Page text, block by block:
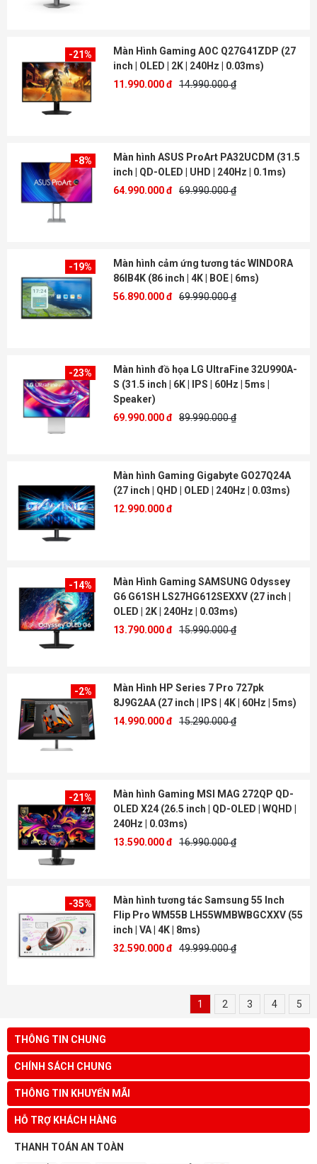
-21%
Màn Hình Gaming AOC Q27G41ZDP (27
inch | OLED | 2K | 240Hz | 0.03ms)
11.990.000 đ 14.990.000 ₫
-8%
Màn hình ASUS ProArt PA32UCDM (31.5
inch | QD-OLED | UHD | 240Hz | 0.1ms)
64.990.000 đ 69.990.000 ₫
-19%
Màn hình cảm ứng tương tác WINDORA
86IB4K (86 inch | 4K | BOE | 6ms)
56.890.000 đ 69.990.000 ₫
-23%
Màn hình đồ họa LG UltraFine 32U990A-
S (31.5 inch | 6K | IPS | 60Hz | 5ms |
Speaker)
69.990.000 đ 89.990.000 ₫
Màn hình Gaming Gigabyte GO27Q24A
(27 inch | QHD | OLED | 240Hz | 0.03ms)
12.990.000 đ
-14%
Màn Hình Gaming SAMSUNG Odyssey
G6 G61SH LS27HG612SEXXV (27 inch |
OLED | 2K | 240Hz | 0.03ms)
13.790.000 đ 15.990.000 ₫
-2%
Màn Hình HP Series 7 Pro 727pk
8J9G2AA (27 inch | IPS | 4K | 60Hz | 5ms)
14.990.000 đ 15.290.000 ₫
-21%
Màn hình Gaming MSI MAG 272QP QD-
OLED X24 (26.5 inch | QD-OLED | WQHD |
240Hz | 0.03ms)
13.590.000 đ 16.990.000 ₫
-35%
Màn hình tương tác Samsung 55 Inch
Flip Pro WM55B LH55WMBWBGCXXV (55
inch | VA | 4K | 8ms)
32.590.000 đ 49.999.000 ₫
1 2 3 4 5
THÔNG TIN CHUNG
CHÍNH SÁCH CHUNG
THÔNG TIN KHUYẾN MÃI
HỖ TRỢ KHÁCH HÀNG
THANH TOÁN AN TOÀN